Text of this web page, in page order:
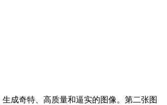
成奇特、高质量和逼实的图像。第二张图